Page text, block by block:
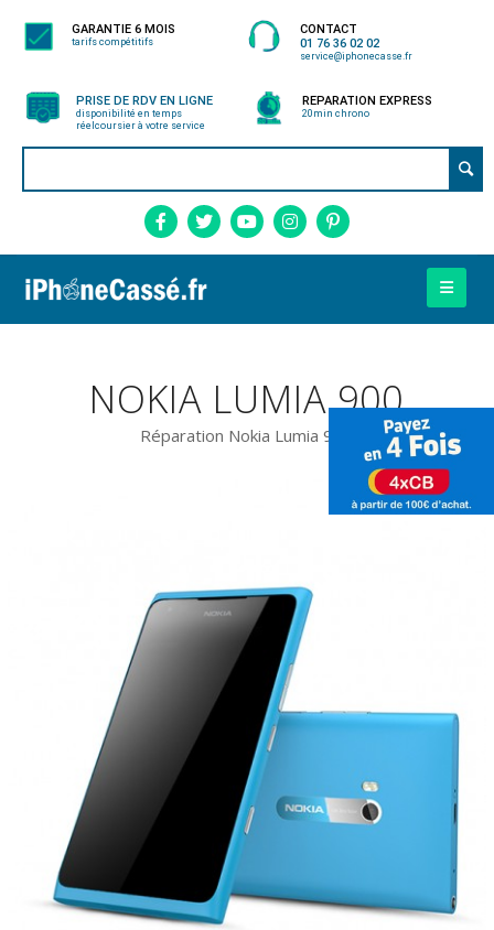
GARANTIE 6 MOIS
tarifs compétitifs
CONTACT
01 76 36 02 02
service@iphonecasse.fr
PRISE DE RDV EN LIGNE
disponibilité en temps
réelcoursier à votre service
REPARATION EXPRESS
20min chrono
NOKIA LUMIA 900
Réparation Nokia Lumia 900